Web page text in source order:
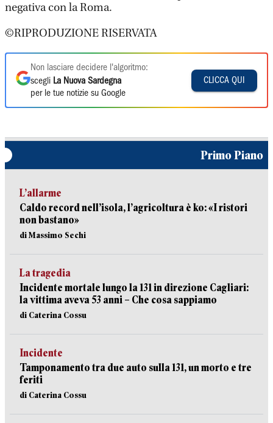
negativa con la Roma.
©RIPRODUZIONE RISERVATA
Non lasciare decidere l'algoritmo:
scegli La Nuova Sardegna
per le tue notizie su Google
CLICCA QUI
Primo Piano
L’allarme
Caldo record nell’isola, l’agricoltura è ko: «I ristori
non bastano»
di Massimo Sechi
La tragedia
Incidente mortale lungo la 131 in direzione Cagliari:
la vittima aveva 53 anni – Che cosa sappiamo
di Caterina Cossu
Incidente
Tamponamento tra due auto sulla 131, un morto e tre
feriti
di Caterina Cossu